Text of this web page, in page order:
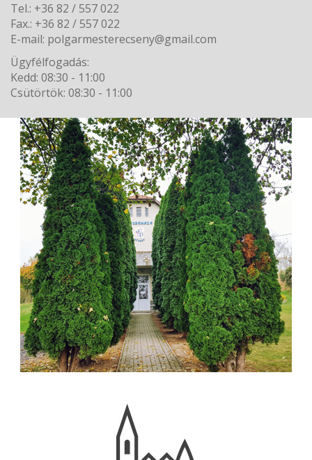
Tel.: +36 82 / 557 022
Fax.: +36 82 / 557 022
E-mail: polgarmesterecseny@gmail.com
Ügyfélfogadás:
Kedd: 08:30 - 11:00
Csütörtök: 08:30 - 11:00